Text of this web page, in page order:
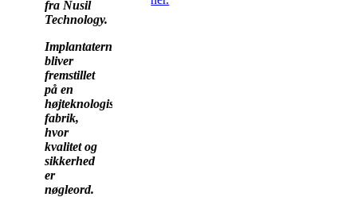
fra Nusil
Technology.
Implantaterne
bliver
fremstillet
på en
højteknologisk
fabrik,
hvor
kvalitet og
sikkerhed
er
nøgleord.